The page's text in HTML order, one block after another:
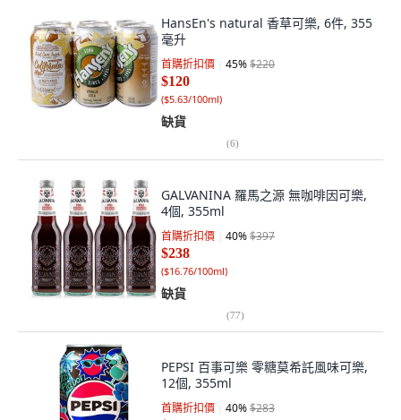
HansEn's natural 香草可樂, 6件, 355
毫升
首購折扣價 45%$220
$120
($5.63/100ml)
缺貨
(6)
GALVANINA 羅馬之源 無咖啡因可樂,
4個, 355ml
首購折扣價 40%$397
$238
($16.76/100ml)
缺貨
(77)
PEPSI 百事可樂 零糖莫希託風味可樂,
12個, 355ml
首購折扣價 40%$283